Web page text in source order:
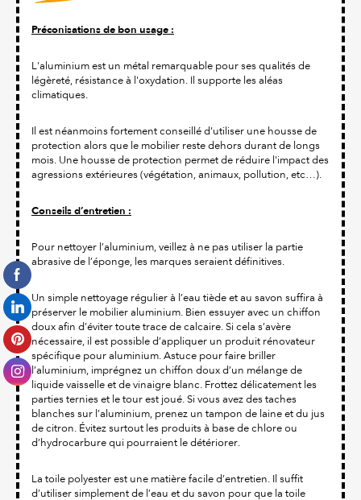
Préconisations de bon usage :
L'aluminium est un métal remarquable pour ses qualités de
légèreté, résistance à l'oxydation. Il supporte les aléas
climatiques.
Il est néanmoins fortement conseillé d'utiliser une housse de
protection alors que le mobilier reste dehors durant de longs
mois. Une housse de protection permet de réduire l'impact des
agressions extérieures (végétation, animaux, pollution, etc…).
Conseils d’entretien :
Pour nettoyer l’aluminium, veillez à ne pas utiliser la partie
abrasive de l’éponge, les marques seraient définitives.
Un simple nettoyage régulier à l’eau tiède et au savon suffira à
préserver le mobilier aluminium. Bien essuyer avec un chiffon
doux afin d’éviter toute trace de calcaire. Si cela s’avère
nécessaire, il est possible d’appliquer un produit rénovateur
spécifique pour aluminium. Astuce pour faire briller
l’aluminium, imprégnez un chiffon doux d’un mélange de
liquide vaisselle et de vinaigre blanc. Frottez délicatement les
parties ternies et le tour est joué. Si vous avez des taches
blanches sur l’aluminium, prenez un tampon de laine et du jus
de citron. Évitez surtout les produits à base de chlore ou
d’hydrocarbure qui pourraient le détériorer.
La toile polyester est une matière facile d’entretien. Il suffit
d’utiliser simplement de l’eau et du savon pour que la toile